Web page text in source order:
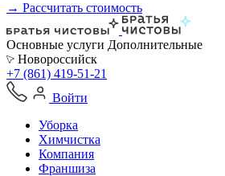
→ Рассчитать стоимость
Основные услуги Дополнительные
Новороссийск
+7 (861) 419-51-21
Войти
Уборка
Химчистка
Компания
Франшиза